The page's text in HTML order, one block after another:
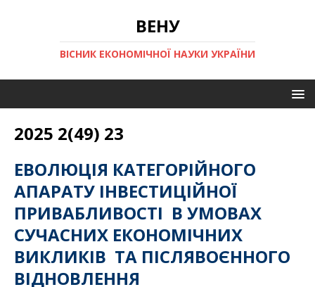
ВЕНУ
ВІСНИК ЕКОНОМІЧНОЇ НАУКИ УКРАЇНИ
2025 2(49) 23
ЕВОЛЮЦІЯ КАТЕГОРІЙНОГО
АПАРАТУ ІНВЕСТИЦІЙНОЇ
ПРИВАБЛИВОСТІ В УМОВАХ
СУЧАСНИХ ЕКОНОМІЧНИХ
ВИКЛИКІВ ТА ПІСЛЯВОЄННОГО
ВІДНОВЛЕННЯ